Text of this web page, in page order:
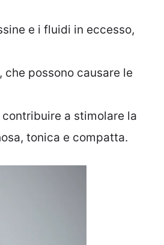
e i fluidi in eccesso,
possono causare le
a stimolare la
tonica e compatta.